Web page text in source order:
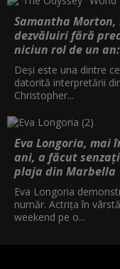
Samantha
dezvăluiri fără
niciun rol de un
Deși este una dintre
datorită interpretării
Christopher...
Eva Longoria, mai
ani, a făcut
plaja din Marbella
Eva Longoria
număr. Actrița în
weekend pe o...